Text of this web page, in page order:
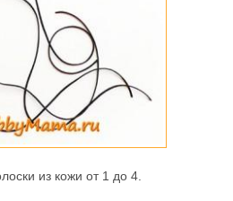
из кожи от 1 до 4.